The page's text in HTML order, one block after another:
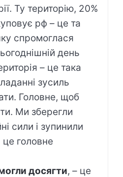
Ту територію, 20%
рф – це та
спромоглася
день
– це така
зусиль
Головне, щоб
Ми зберегли
сили і зупинили
головне
досягти, – це